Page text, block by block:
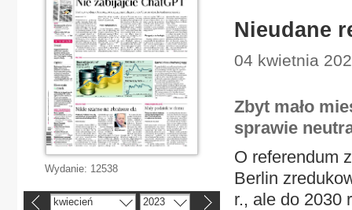
Nieudane
04 kwietnia
Zbyt mało
sprawie
O referendum
Berlin
r., ale do 2030
Wydanie: 12538
kwiecień 2023